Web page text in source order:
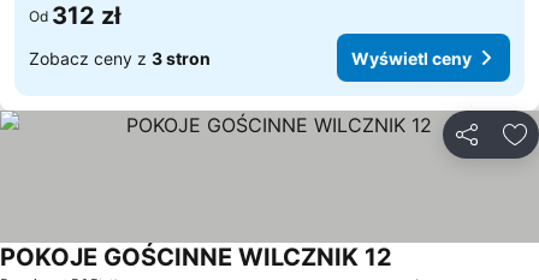
Od 312 zł
Zobacz ceny z 3 stron Wyświetl ceny
POKOJE GOŚCINNE WILCZNIK 12